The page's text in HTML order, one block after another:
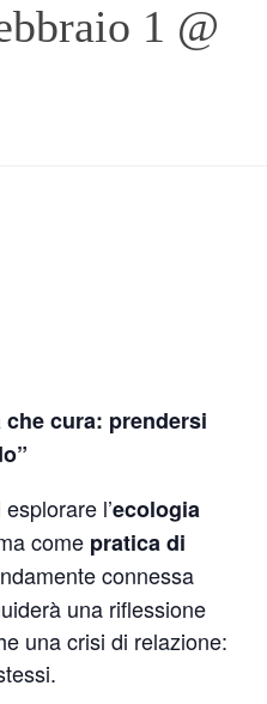
1 @
che cura: prendersi
l’ecologia
come pratica di
connessa
una riflessione
una crisi di relazione: